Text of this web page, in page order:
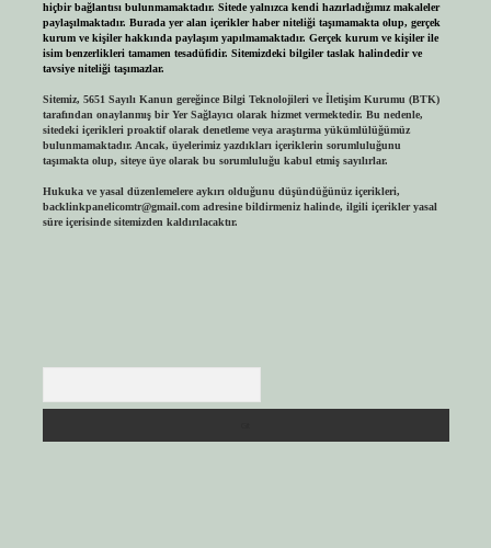
hiçbir bağlantısı bulunmamaktadır. Sitede yalnızca kendi hazırladığımız makaleler
paylaşılmaktadır. Burada yer alan içerikler haber niteliği taşımamakta olup, gerçek
kurum ve kişiler hakkında paylaşım yapılmamaktadır. Gerçek kurum ve kişiler ile
isim benzerlikleri tamamen tesadüfidir. Sitemizdeki bilgiler taslak halindedir ve
tavsiye niteliği taşımazlar.
Sitemiz, 5651 Sayılı Kanun gereğince Bilgi Teknolojileri ve İletişim Kurumu (BTK)
tarafından onaylanmış bir Yer Sağlayıcı olarak hizmet vermektedir. Bu nedenle,
sitedeki içerikleri proaktif olarak denetleme veya araştırma yükümlülüğümüz
bulunmamaktadır. Ancak, üyelerimiz yazdıkları içeriklerin sorumluluğunu
taşımakta olup, siteye üye olarak bu sorumluluğu kabul etmiş sayılırlar.
Hukuka ve yasal düzenlemelere aykırı olduğunu düşündüğünüz içerikleri,
backlinkpanelicomtr@gmail.comadresine bildirmeniz halinde, ilgili içerikler yasal
süre içerisinde sitemizden kaldırılacaktır.